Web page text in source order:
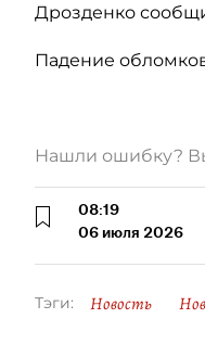
Дрозденко
Падение
Нашли ошибку?
08:19
06 июля 2026
Тэги: Новость